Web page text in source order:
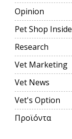
Opinion
Pet Shop Inside
Research
Vet Marketing
Vet News
Vet's Option
Προϊόντα